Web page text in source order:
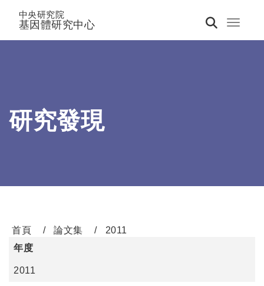
Toggle
中央研究院
基因體研究中心
研究發現
首頁 論文集
2011
年度
2011